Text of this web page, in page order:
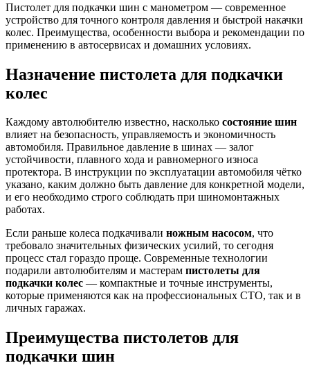
Пистолет для подкачки шин с манометром — современное
устройство для точного контроля давления и быстрой накачки
колес. Преимущества, особенности выбора и рекомендации по
применению в автосервисах и домашних условиях.
Назначение пистолета для подкачки
колес
Каждому автолюбителю известно, насколько состояние шин
влияет на безопасность, управляемость и экономичность
автомобиля. Правильное давление в шинах — залог
устойчивости, плавного хода и равномерного износа
протектора. В инструкции по эксплуатации автомобиля чётко
указано, каким должно быть давление для конкретной модели,
и его необходимо строго соблюдать при шиномонтажных
работах.
Если раньше колеса подкачивали ножным насосом, что
требовало значительных физических усилий, то сегодня
процесс стал гораздо проще. Современные технологии
подарили автолюбителям и мастерам пистолеты для
подкачки колес — компактные и точные инструменты,
которые применяются как на профессиональных СТО, так и в
личных гаражах.
Преимущества пистолетов для
подкачки шин